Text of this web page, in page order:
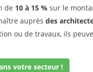
de 10 à 15 % sur le
auprès des
ou de travaux, ils
votre secteur !